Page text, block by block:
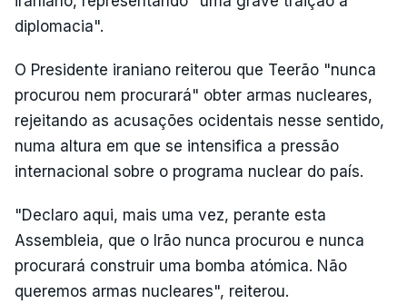
diplomacia".
O Presidente iraniano reiterou que Teerão "nunca
procurou nem procurará" obter armas nucleares,
rejeitando as acusações ocidentais nesse sentido,
numa altura em que se intensifica a pressão
internacional sobre o programa nuclear do país.
"Declaro aqui, mais uma vez, perante esta
Assembleia, que o Irão nunca procurou e nunca
procurará construir uma bomba atómica. Não
queremos armas nucleares", reiterou.